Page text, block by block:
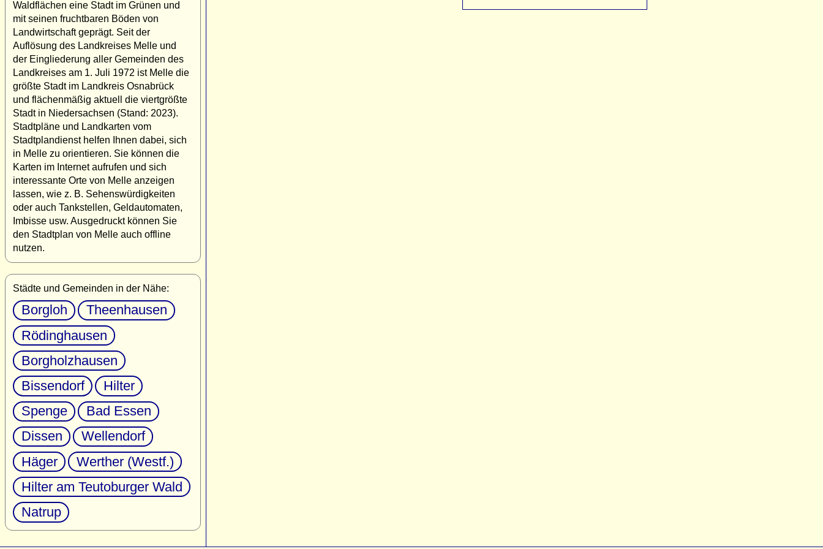
Waldflächen eine Stadt im Grünen und
mit seinen fruchtbaren Böden von
Landwirtschaft geprägt. Seit der
Auflösung des Landkreises Melle und
der Eingliederung aller Gemeinden des
Landkreises am 1. Juli 1972 ist Melle die
größte Stadt im Landkreis Osnabrück
und flächenmäßig aktuell die viertgrößte
Stadt in Niedersachsen (Stand: 2023).
Stadtpläne und Landkarten vom
Stadtplandienst helfen Ihnen dabei, sich
in Melle zu orientieren. Sie können die
Karten im Internet aufrufen und sich
interessante Orte von Melle anzeigen
lassen, wie z. B. Sehenswürdigkeiten
oder auch Tankstellen, Geldautomaten,
Imbisse usw. Ausgedruckt können Sie
den Stadtplan von Melle auch offline
nutzen.
Städte und Gemeinden in der Nähe:
Borgloh
Theenhausen
Rödinghausen
Borgholzhausen
Bissendorf
Hilter
Spenge
Bad Essen
Dissen
Wellendorf
Häger
Werther (Westf.)
Hilter am Teutoburger Wald
Natrup